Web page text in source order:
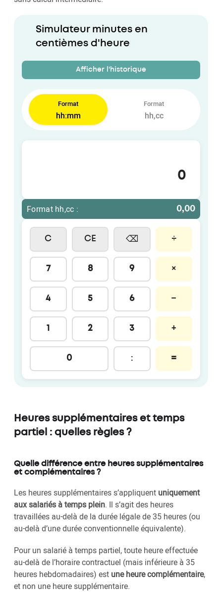
Simulateur minutes en
centièmes d'heure
Afficher l'historique
Format
hh:mm
Format
hh,cc
Format hh,cc : 0,00
C CE ⌫ ÷
7 8 9 ×
4 5 6 −
1 2 3 +
0 : =
Heures supplémentaires et temps
partiel : quelles règles ?
Quelle différence entre heures supplémentaires
et complémentaires ?
Les heures supplémentaires s’appliquent uniquement
aux salariés à temps plein. Il s’agit des heures
travaillées au-delà de la durée légale de 35 heures (ou
au-delà d’une durée conventionnelle équivalente).
Pour un salarié à temps partiel, toute heure effectuée
au-delà de l’horaire contractuel (mais inférieure à 35
heures hebdomadaires) est une heure complémentaire,
et non une heure supplémentaire.